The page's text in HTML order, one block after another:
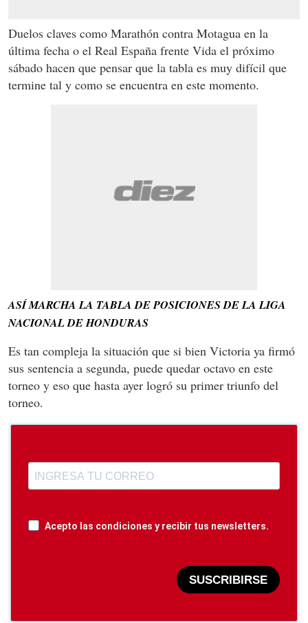
Duelos claves como Marathón contra Motagua en la
última fecha o el Real España frente Vida el próximo
sábado hacen que pensar que la tabla es muy difícil que
termine tal y como se encuentra en este momento.
ASÍ MARCHA LA TABLA DE POSICIONES DE LA LIGA
NACIONAL DE HONDURAS
Es tan compleja la situación que si bien Victoria ya firmó
sus sentencia a segunda, puede quedar octavo en este
torneo y eso que hasta ayer logró su primer triunfo del
torneo.
Acepto las condiciones y recibir tus newsletters.
SUSCRIBIRSE